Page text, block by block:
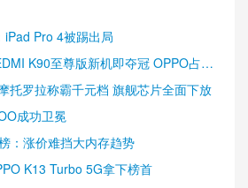
Pro 4被踢出局
K90至尊版新机即夺冠 OPPO占据
托罗拉称霸千元档 旗舰芯片全面下放
成功卫冕
：涨价难挡大内存趋势
K13 Turbo 5G拿下榜首